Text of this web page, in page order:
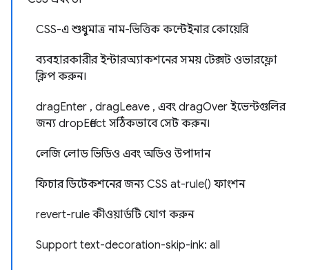
CSS-এ শুধুমাত্র নাম-ভিত্তিক কন্টেইনার কোয়েরি
ব্যবহারকারীর ইন্টারঅ্যাকশনের সময় টেক্সট ওভারফ্লো
ক্লিপ করুন।
dragEnter , dragLeave , এবং dragOver ইভেন্টগুলির
জন্য dropEffect সঠিকভাবে সেট করুন।
লেজি লোড ভিডিও এবং অডিও উপাদান
ফিচার ডিটেকশনের জন্য CSS at-rule() ফাংশন
revert-rule কীওয়ার্ডটি যোগ করুন
Support text-decoration-skip-ink: all